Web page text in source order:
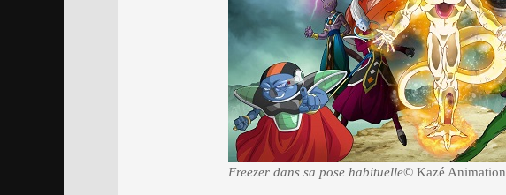
Freezer dans sa pose habituelle© Kazé Animation